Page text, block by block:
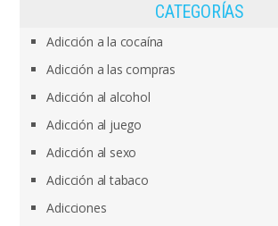
CATEGORÍAS
Adicción a la cocaína
Adicción a las compras
Adicción al alcohol
Adicción al juego
Adicción al sexo
Adicción al tabaco
Adicciones